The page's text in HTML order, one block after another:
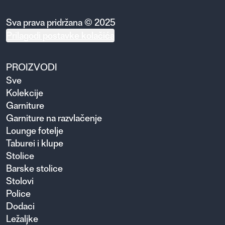
Sva prava pridržana © 2025
PROIZVODI
Sve
Kolekcije
Garniture
Garniture na razvlačenje
Lounge fotelje
Taburei i klupe
Stolice
Barske stolice
Stolovi
Police
Dodaci
Ležaljke